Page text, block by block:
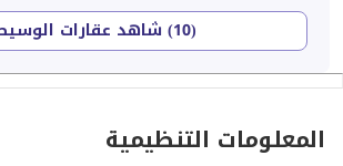
(10) شاهد عقارات الوسيط
المعلومات التنظيمية